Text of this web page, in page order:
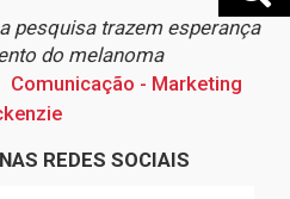
pesquisa trazem esperança
do melanoma
Comunicação - Marketing
REDES SOCIAIS